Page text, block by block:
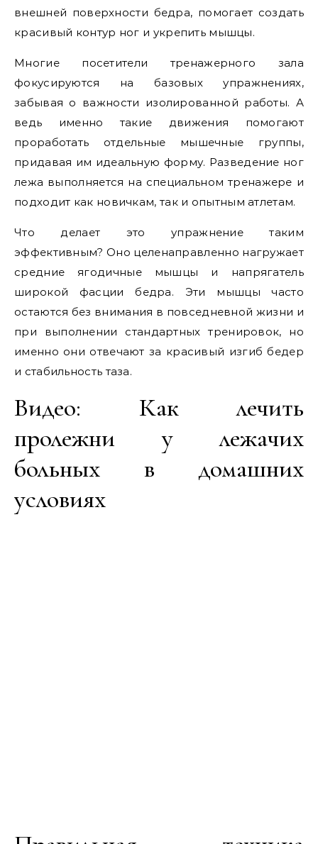
внешней поверхности бедра, помогает создать
красивый контур ног и укрепить мышцы.
Многие посетители тренажерного зала
фокусируются на базовых упражнениях,
забывая о важности изолированной работы. А
ведь именно такие движения помогают
проработать отдельные мышечные группы,
придавая им идеальную форму. Разведение ног
лежа выполняется на специальном тренажере и
подходит как новичкам, так и опытным атлетам.
Что делает это упражнение таким
эффективным? Оно целенаправленно нагружает
средние ягодичные мышцы и напрягатель
широкой фасции бедра. Эти мышцы часто
остаются без внимания в повседневной жизни и
при выполнении стандартных тренировок, но
именно они отвечают за красивый изгиб бедер
и стабильность таза.
Видео: Как лечить
пролежни у лежачих
больных в домашних
условиях